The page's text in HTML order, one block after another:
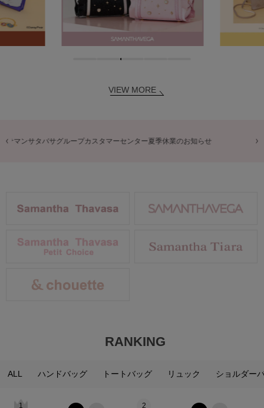
VIEW MORE
商品に関するお詫びとお知らせ
RANKING
ALL ハンドバッグ トートバッグ リュック ショルダー
1 2